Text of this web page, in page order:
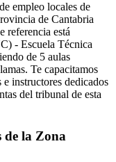
empleo locales de
de Cantabria
referencia está
- Escuela Técnica
de 5 aulas
Te capacitamos
instructores dedicados
del tribunal de esta
de la Zona